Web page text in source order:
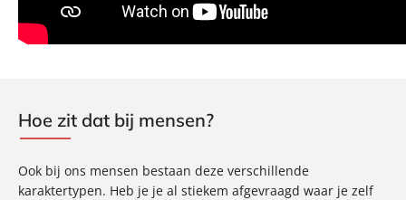
Hoe zit dat bij mensen?
Ook bij ons mensen bestaan deze verschillende
karaktertypen. Heb je je al stiekem afgevraagd waar je zelf